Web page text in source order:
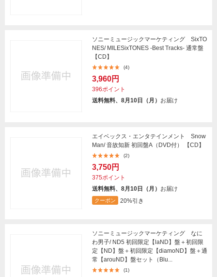
ソニーミュージックマーケティング SixTO
NES/ MILESixTONES -Best Tracks- 通常盤
【CD】
(4)
3,960円
396ポイント
送料無料、8月10日（月） お届け
エイベックス・エンタテインメント Snow
Man/ 音故知新 初回盤A（DVD付） 【CD】
(2)
3,750円
375ポイント
送料無料、8月10日（月） お届け
クーポン 20%引き
ソニーミュージックマーケティング なに
わ男子/ ND5 初回限定【laND】盤＋初回限
定【ND】盤＋初回限定【diamoND】盤＋通
常【arouND】盤セット（Blu...
(1)